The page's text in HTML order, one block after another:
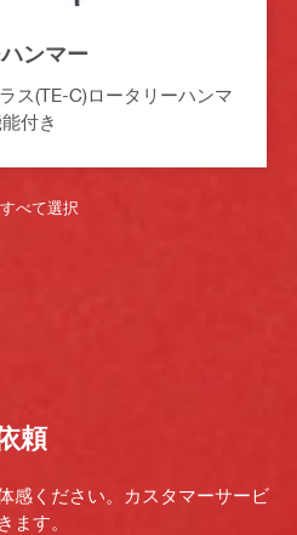
ンマー
ス(TE-C)ロータリーハンマ
付き
すべて選択
頼
感ください。カスタマーサービ
ます。